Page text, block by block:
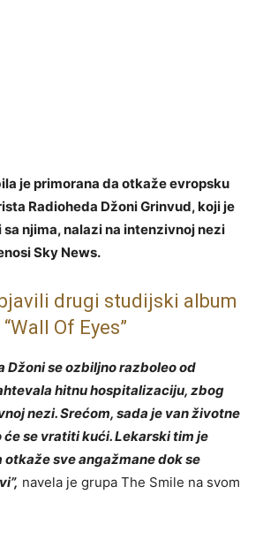
je primorana da otkaže evropsku
Radioheda Džoni Grinvud, koji je
njima, nalazi na intenzivnoj nezi
Sky News.
drugi studijski album
“Wall Of Eyes”
Džoni se ozbiljno razboleo od
hitnu hospitalizaciju, zbog
nezi. Srećom, sada je van životne
će se vratiti kući. Lekarski tim je
otkaže sve angažmane dok se
navela je grupa The Smile na svom